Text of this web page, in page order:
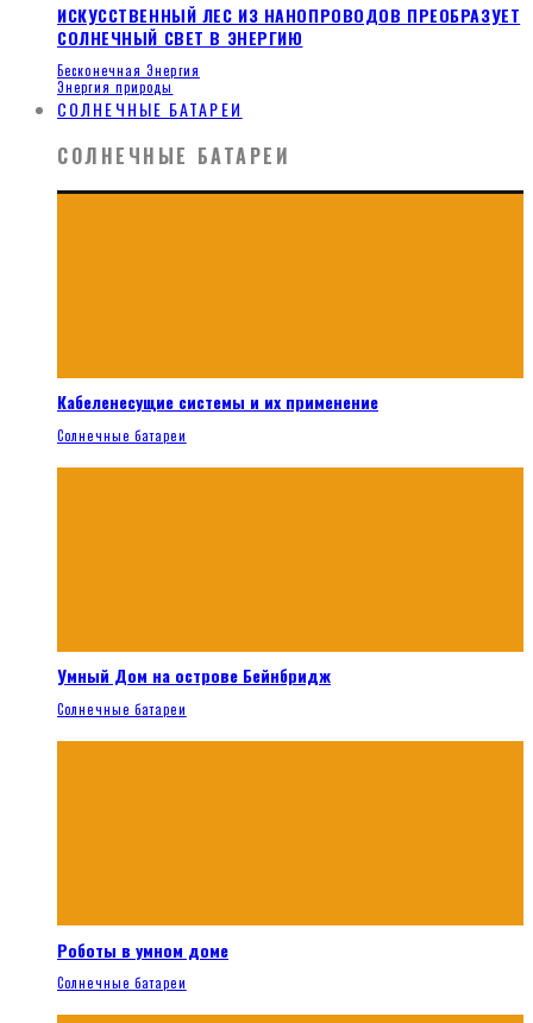
ИСКУССТВЕННЫЙ ЛЕС ИЗ НАНОПРОВОДОВ ПРЕОБРАЗУЕТ
СОЛНЕЧНЫЙ СВЕТ В ЭНЕРГИЮ
Бесконечная Энергия
Энергия природы
СОЛНЕЧНЫЕ БАТАРЕИ
СОЛНЕЧНЫЕ БАТАРЕИ
Кабеленесущие системы и их применение
Солнечные батареи
Умный Дом на острове Бейнбридж
Солнечные батареи
Роботы в умном доме
Солнечные батареи